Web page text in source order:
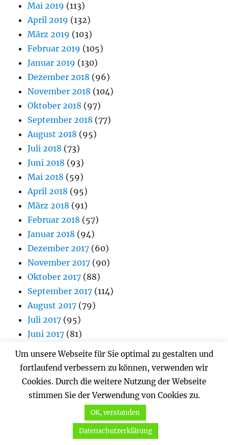
Mai 2019 (113)
April 2019 (132)
März 2019 (103)
Februar 2019 (105)
Januar 2019 (130)
Dezember 2018 (96)
November 2018 (104)
Oktober 2018 (97)
September 2018 (77)
August 2018 (95)
Juli 2018 (73)
Juni 2018 (93)
Mai 2018 (59)
April 2018 (95)
März 2018 (91)
Februar 2018 (57)
Januar 2018 (94)
Dezember 2017 (60)
November 2017 (90)
Oktober 2017 (88)
September 2017 (114)
August 2017 (79)
Juli 2017 (95)
Juni 2017 (81)
Mai 2017(106)
April 2017
(101)
März 2017
(98)
Februar 2017(64)
(90)
Dezember 2016(44)
November 2016(76)
Um unsere Webseite für Sie optimal zu gestalten und
fortlaufend verbessern zu können, verwenden wir
Cookies. Durch die weitere Nutzung der Webseite
stimmen Sie der Verwendung von Cookies zu.
OK, verstanden
Datenschutzerklärung